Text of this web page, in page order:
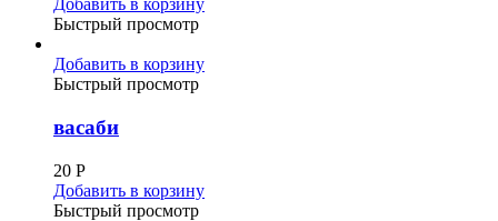
Добавить в корзину
Быстрый просмотр
Добавить в корзину
Быстрый просмотр
васаби
20 Р
Добавить в корзину
Быстрый просмотр